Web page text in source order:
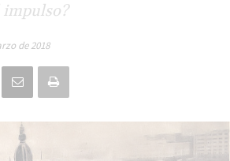
impulso?
de 2018